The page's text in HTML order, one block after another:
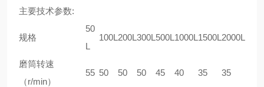
主要技术参数:
规格
50
L
100L 200L 300L 500L 1000L 1500L 2000L
磨筒转速
（r/min）
55 50 50 50 45 40 35 35